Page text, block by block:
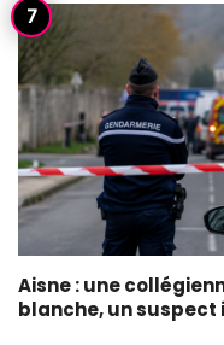
Aisne : une
blanche, un suspect